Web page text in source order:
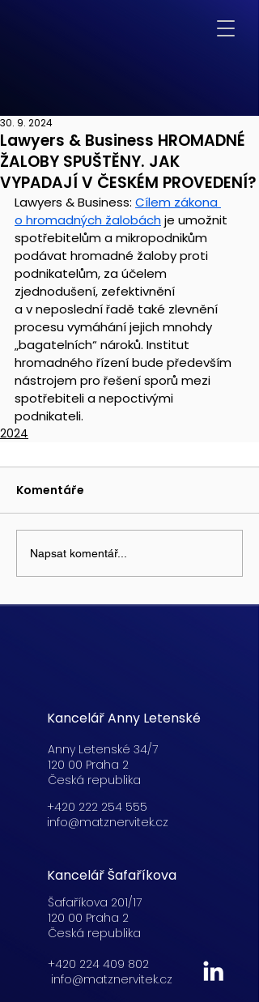
Lawyers & Business HROMADNÉ
ŽALOBY SPUŠTĚNY. JAK
VYPADAJÍ V ČESKÉM PROVEDENÍ?
30. 9. 2024
Lawyers & Business: Cílem zákona
o hromadných žalobách je umožnit
spotřebitelům a mikropodnikům
podávat hromadné žaloby proti
podnikatelům, za účelem
zjednodušení, zefektivnění
a v neposlední řadě také zlevnění
procesu vymáhání jejich mnohdy
„bagatelních“ nároků. Institut
hromadného řízení bude především
nástrojem pro řešení sporů mezi
spotřebiteli a nepoctivými
podnikateli.
2024
Komentáře
Napsat komentář...
Kancelář Anny Letenské
Anny Letenské 34/7
120 00 Praha 2
Česká republika
+420 222 254 555
info@matznervitek.cz
Kancelář Šafaříkova
Šafaříkova 201/17
120 00 Praha 2
Česká republika
+420 224 409 802
info@matznervitek.cz